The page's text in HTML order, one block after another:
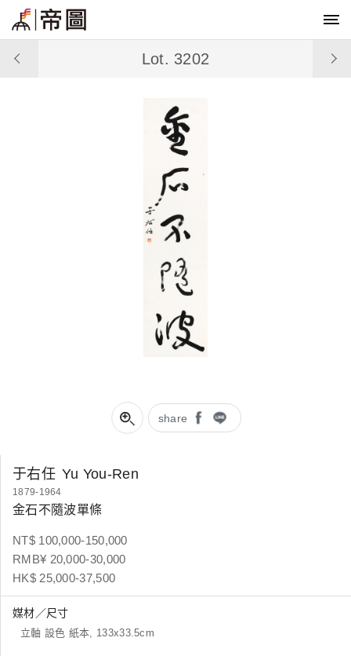
share
Lot. 3202
于右任 Yu You-Ren
1879-1964
金石不隨波單條
NT$ 100,000-150,000
RMB¥ 20,000-30,000
HK$ 25,000-37,500
媒材／尺寸
立軸 設色 紙本, 133x33.5cm